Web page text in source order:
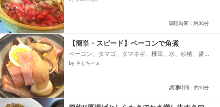
調理時間：約30分
【簡単・スピード】ベーコンで角煮
ベーコン、タマゴ、タマネギ、椎茸、水、砂糖、醤
油、だしの素
by さむちゃん
調理時間：約10分